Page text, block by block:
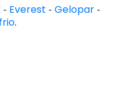
- Everest - Gelopar -
.